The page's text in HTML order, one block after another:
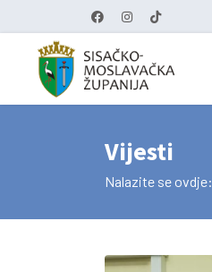
Vijesti
Nalazite se ovdje: